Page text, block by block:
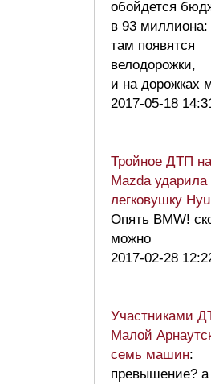
обойдется
в 93 миллиона:
там появятся
велодорожки,
и на дорожках
2017-05-18
Тройное ДТП
Mazda ударила
легковушку
Опять BMW!
можно
2017-02-28
Участниками
Малой
семь машин:
превышение?